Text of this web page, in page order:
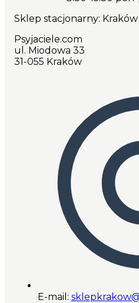
Sklep stacjonarny: Kraków
Psyjaciele.com
ul. Miodowa 33
31-055 Kraków
E-mail: